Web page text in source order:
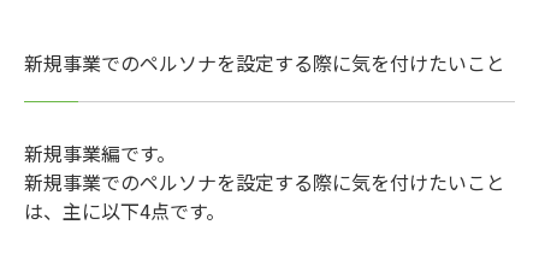
新規事業でのペルソナを設定する際に気を付けたいこと
新規事業編です。
新規事業でのペルソナを設定する際に気を付けたいこと
は、主に以下4点です。